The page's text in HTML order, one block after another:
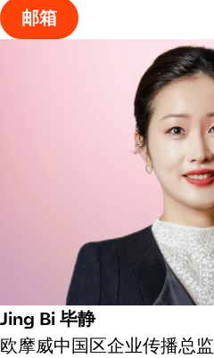
邮箱
Jing Bi 毕静
欧摩威中国区企业传播总监